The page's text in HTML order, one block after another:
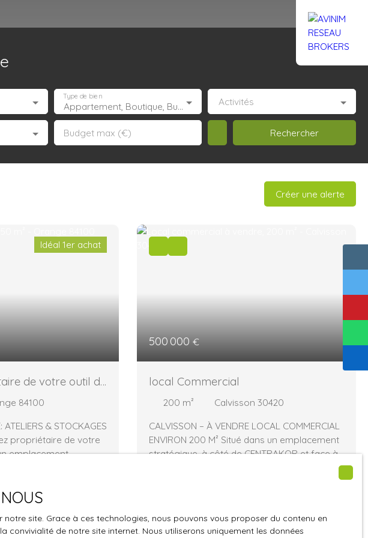
Appartement, Boutique, Bureau, Droit au bail, Entrepôt, Fonds de commerce, Hôtel, hébergement, Immeuble, Immobilier Pro, Local commercial, Local professionnel, Local industriel, Magasin, boutique, Terrain Industriel, Terrain Constructible, Transmission d'entreprise
Type de bien Activités
Budget max (€) Rechercher
Créer une alerte
Idéal 1er achat
de votre outil de
84100
ATELIERS & STOCKAGES
propriétaire de votre
emplacement
ligne sur le
500 000 €
local Commercial
200 m²
Calvisson 30420
CALVISSON – À VENDRE LOCAL COMMERCIAL
ENVIRON 200 M² Situé dans un emplacement
stratégique, à côté de CENTRAKOR et face à
un collège, ce local commercial d’environ 200
secteur offre une visibilité intéressante et un
site. Grace à ces technologies, nous pouvons vous proposer du contenu en
de notre site internet. Nous utiliserons uniquement les données